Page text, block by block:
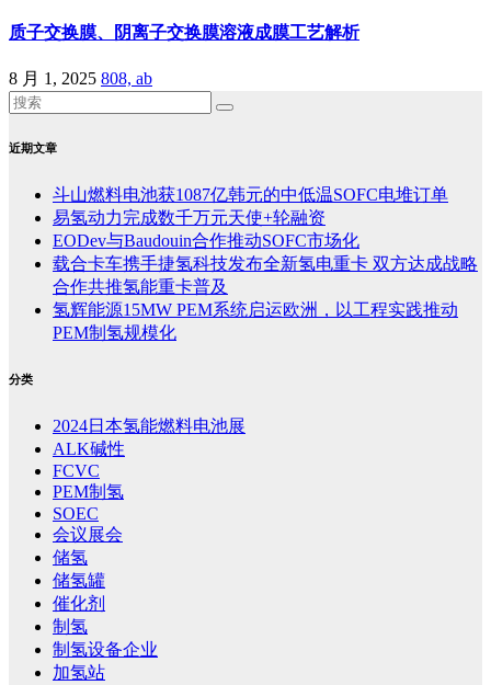
质子交换膜、阴离子交换膜溶液成膜工艺解析
8 月 1, 2025 808, ab
近期文章
斗山燃料电池获1087亿韩元的中低温SOFC电堆订单
易氢动力完成数千万元天使+轮融资
EODev与Baudouin合作推动SOFC市场化
载合卡车携手捷氢科技发布全新氢电重卡 双方达成战略
合作共推氢能重卡普及
氢辉能源15MW PEM系统启运欧洲，以工程实践推动
PEM制氢规模化
分类
2024日本氢能燃料电池展
ALK碱性
FCVC
PEM制氢
SOEC
会议展会
储氢
储氢罐
催化剂
制氢
制氢设备企业
加氢站